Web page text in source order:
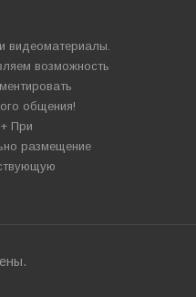
видеоматериалы.
возможность
общения!
При
размещение